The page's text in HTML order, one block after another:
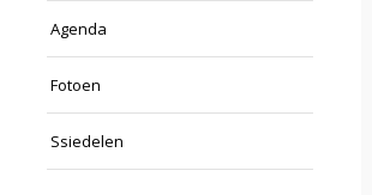
Agenda
Fotoen
Ssiedelen